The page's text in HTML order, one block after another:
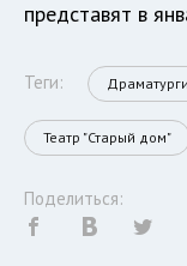
представят в
Теги:
Театр "Старый дом"
Поделиться: